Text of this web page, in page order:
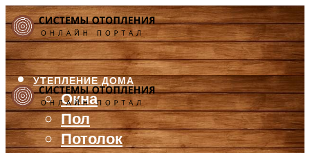
УТЕПЛЕНИЕ ДОМА
Окна
Пол
Потолок